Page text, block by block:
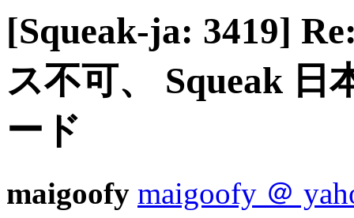
[Squeak-ja: 3419]
ス不可、 Squeak 日
ード
maigoofy maigoofy ＠